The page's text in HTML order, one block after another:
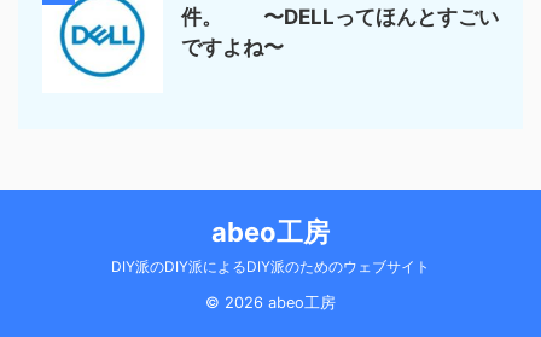
件。 〜DELLってほんとすごい
ですよね〜
abeo工房
DIY派のDIY派によるDIY派のためのウェブサイト
© 2026 abeo工房